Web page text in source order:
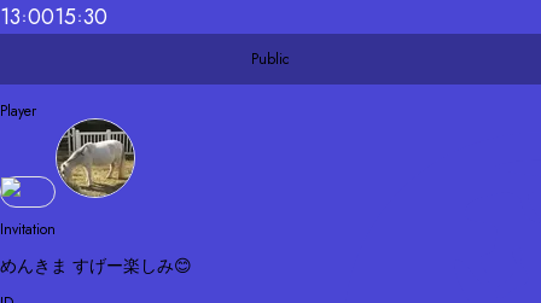
13 0015 30
Public
Player
Invitation
めんきま すげー楽しみ😊